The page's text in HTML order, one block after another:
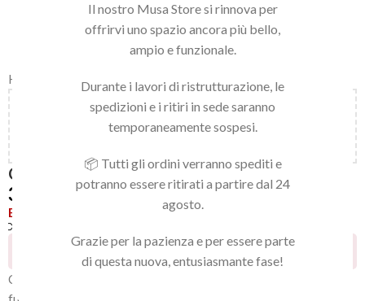
Il nostro Musa Store si rinnova per
offrirvi uno spazio ancora più bello,
ampio e funzionale.
Durante i lavori di ristrutturazione, le
spedizioni e i ritiri in sede saranno
temporaneamente sospesi.
📦 Tutti gli ordini verranno spediti e
potranno essere ritirati a partire dal 24
agosto.
Grazie per la pazienza e per essere parte
di questa nuova, entusiasmante fase!
Home LINEA BEAUTY / BAVA DI LUMACA
150,00€al carrello e ottieni la spedizione
CONCENTRATO PURO BAVA DI LUMACA
39,90
Esaurito
Persone che guardano questo prodotto ora!
Concentrato Puro 90% di bava di lumaca, ricco di principi attivi